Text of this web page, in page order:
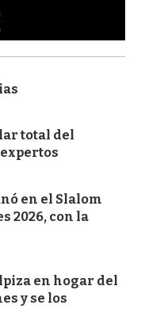
total del
en el Slalom
2026, con la
en hogar del
y se los